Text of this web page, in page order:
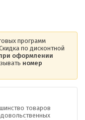
программ
по дисконтной
оформлении
номер
товаров